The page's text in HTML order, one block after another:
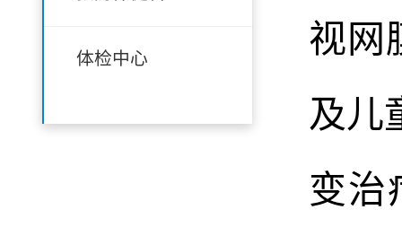
体检中心
视网
及儿
变治